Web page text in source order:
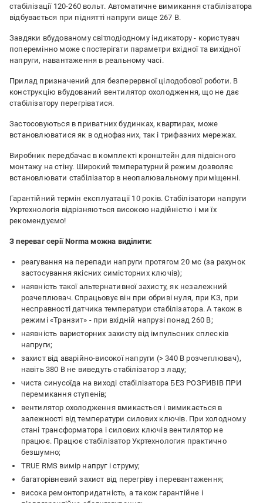
стабілізації 120-260 вольт. Автоматичне вимикання стабілізатора
відбувається при піднятті напруги вище 267 В.
Завдяки вбудованому світлодіодному індикатору - користувач
поперемінно може спостерігати параметри вхідної та вихідної
напруги, навантаження в реальному часі.
Прилад призначений для безперервної цілодобової роботи. В
конструкцію вбудований вентилятор охолодження, що не дає
стабілізатору перегріватися.
Застосовуються в приватних будинках, квартирах, може
встановлюватися як в однофазних, так і трифазних мережах.
Виробник передбачає в комплекті кронштейн для підвісного
монтажу на стіну. Широкий температурний режим дозволяє
встановлювати стабілізатор в неопалювальному приміщенні.
Гарантійний термін експлуатації 10 років. Стабілізатори напруги
Укртехнологія відрізняються високою надійністю і ми їх
рекомендуємо!
З переваг серії Norma можна виділити:
реагування на перепади напруги протягом 20 мс (за рахунок
застосування якісних симісторних ключів);
наявність такої альтернативної захисту, як незалежний
розчеплювач. Спрацьовує він при обриві нуля, при КЗ, при
несправності датчика температури стабілізатора. А також в
режимі «Транзит» - при вхідній напрузі понад 260 В;
наявність варисторних захисту від імпульсних сплесків
напруги;
захист від аварійно-високої напруги (> 340 В розчеплювач),
навіть 380 В не виведуть стабілізатор з ладу;
чиста синусоїда на виході стабілізатора БЕЗ РОЗРИВІВ ПРИ
перемикання ступенів;
вентилятор охолодження вмикається і вимикається в
залежності від температури силових ключів. При холодному
стані трансформатора і силових ключів вентилятор не
працює. Працює стабілізатор Укртехнология практично
безшумно;
TRUE RMS вимір напруг і струму;
багаторівневий захист від перегріву і перевантаження;
висока ремонтопридатність, а також гарантійне і